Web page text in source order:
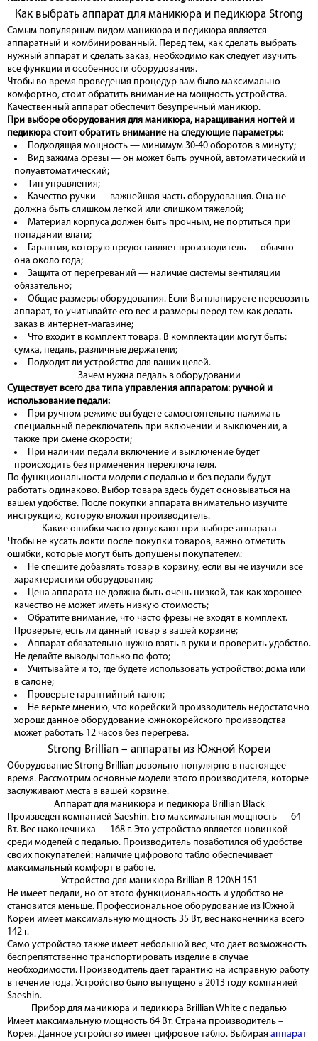
Как выбрать аппарат для маникюра и педикюра Strong
Самым популярным видом маникюра и педикюра является
аппаратный и комбинированный. Перед тем, как сделать выбрать
нужный аппарат и сделать заказ, необходимо как следует изучить
все функции и особенности оборудования.
Чтобы во время проведения процедур вам было максимально
комфортно, стоит обратить внимание на мощность устройства.
Качественный аппарат обеспечит безупречный маникюр.
При выборе оборудования для маникюра, наращивания ногтей и
педикюра стоит обратить внимание на следующие параметры:
Подходящая мощность — минимум 30-40 оборотов в минуту;
Вид зажима фрезы — он может быть ручной, автоматический и
полуавтоматический;
Тип управления;
Качество ручки — важнейшая часть оборудования. Она не
должна быть слишком легкой или слишком тяжелой;
Материал корпуса должен быть прочным, не портиться при
попадании влаги;
Гарантия, которую предоставляет производитель — обычно
она около года;
Защита от перегреваний — наличие системы вентиляции
обязательно;
Общие размеры оборудования. Если Вы планируете перевозить
аппарат, то учитывайте его вес и размеры перед тем как делать
заказ в интернет-магазине;
Что входит в комплект товара. В комплектации могут быть:
сумка, педаль, различные держатели;
Подходит ли устройство для ваших целей.
Зачем нужна педаль в оборудовании
Существует всего два типа управления аппаратом: ручной и
использование педали:
При ручном режиме вы будете самостоятельно нажимать
специальный переключатель при включении и выключении, а
также при смене скорости;
При наличии педали включение и выключение будет
происходить без применения переключателя.
По функциональности модели с педалью и без педали будут
работать одинаково. Выбор товара здесь будет основываться на
вашем удобстве. После покупки аппарата внимательно изучите
инструкцию, которую вложил производитель.
Какие ошибки часто допускают при выборе аппарата
Чтобы не кусать локти после покупки товаров, важно отметить
ошибки, которые могут быть допущены покупателем:
Не спешите добавлять товар в корзину, если вы не изучили все
характеристики оборудования;
Цена аппарата не должна быть очень низкой, так как хорошее
качество не может иметь низкую стоимость;
Обратите внимание, что часто фрезы не входят в комплект.
Проверьте, есть ли данный товар в вашей корзине;
Аппарат обязательно нужно взять в руки и проверить удобство.
Не делайте выводы только по фото;
Учитывайте и то, где будете использовать устройство: дома или
в салоне;
Проверьте гарантийный талон;
Не верьте мнению, что корейский производитель недостаточно
хорош: данное оборудование южнокорейского производства
может работать 12 часов без перегрева.
Strong Brillian – аппараты из Южной Кореи
Оборудование Strong Brillian довольно популярно в настоящее
время. Рассмотрим основные модели этого производителя, которые
заслуживают места в вашей корзине.
Аппарат для маникюра и педикюра Brillian Black
Произведен компанией Saeshin. Его максимальная мощность — 64
Вт. Вес наконечника — 168 г. Это устройство является новинкой
среди моделей с педалью. Производитель позаботился об удобстве
своих покупателей: наличие цифрового табло обеспечивает
максимальный комфорт в работе.
Устройство для маникюра Brillian B-120\H 151
Не имеет педали, но от этого функциональность и удобство не
становится меньше. Профессиональное оборудование из Южной
Кореи имеет максимальную мощность 35 Вт, вес наконечника всего
142 г.
Само устройство также имеет небольшой вес, что дает возможность
беспрепятственно транспортировать изделие в случае
необходимости. Производитель дает гарантию на исправную работу
в течение года. Устройство было выпущено в 2013 году компанией
Saeshin.
Прибор для маникюра и педикюра Brillian White с педалью
Имеет максимальную мощность 64 Вт. Страна производитель –
Корея. Данное устройство имеет цифровое табло. Выбирая аппарат